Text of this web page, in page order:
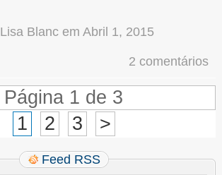
Lisa Blanc em Abril 1, 2015
2 comentários
Página 1 de 3
1
2 3 >
Feed RSS